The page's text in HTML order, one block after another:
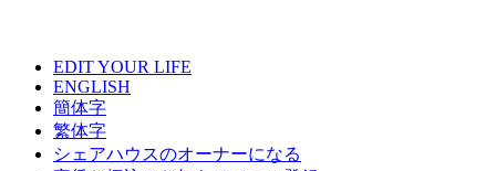
EDIT YOUR LIFE
ENGLISH
簡体字
繁体字
シェアハウスのオーナーになる